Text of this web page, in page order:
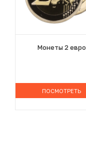
Монеты 2 евро
ПОСМОТРЕТЬ